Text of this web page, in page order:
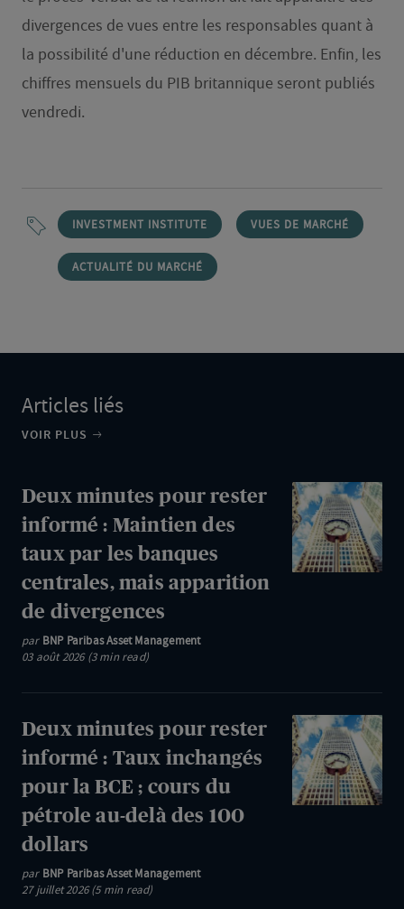
divergences de vues entre les responsables quant à
la possibilité d'une réduction en décembre. Enfin, les
chiffres mensuels du PIB britannique seront publiés
vendredi.
INVESTMENT INSTITUTE VUES DE MARCHÉ
ACTUALITÉ DU MARCHÉ
Articles liés
VOIR PLUS
Deux
minutes
pour
rester
taux
par
les
banques
centrales,
mais
Deux minutes pour rester
informé : Maintien des
taux par les banques
centrales, mais apparition
de divergences
par BNP Paribas Asset Management
03 août 2026 (3 min read)
Deux
minutes
pour
rester
Deux minutes pour rester
informé : Taux inchangés
pour la BCE ; cours du
pétrole au-delà des 100
dollars
par BNP Paribas Asset Management
27 juillet 2026 (5 min read)